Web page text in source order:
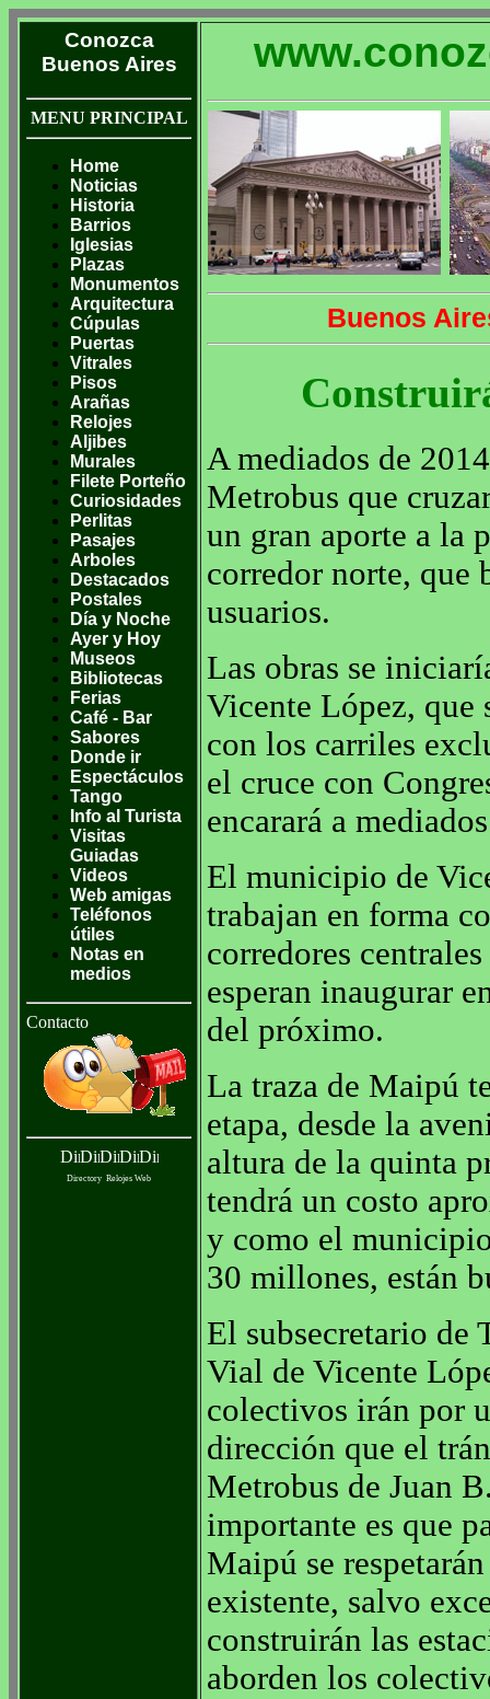
Conozca
Buenos Aires
MENU PRINCIPAL
Home
Noticias
Historia
Barrios
Iglesias
Plazas
Monumentos
Arquitectura
Cúpulas
Puertas
Vitrales
Pisos
Arañas
Relojes
Aljibes
Murales
Filete Porteño
Curiosidades
Perlitas
Pasajes
Arboles
Destacados
Postales
Día y Noche
Ayer y Hoy
Museos
Bibliotecas
Ferias
Café - Bar
Sabores
Donde ir
Espectáculos
Tango
Info al Turista
Visitas
Guiadas
Videos
Web amigas
Teléfonos
útiles
Notas en
medios
Contacto
Directory Relojes Web
Buenos
A mediados de
Metrobus que
un gran aporte a la
corredor norte, que
usuarios.
Las obras se
Vicente López, que
con los carriles
el cruce con
encarará a
El municipio de
trabajan en forma
corredores
esperan inaugurar
del próximo.
La traza de Maipú
etapa, desde la
altura de la quinta
tendrá un costo
y como el
30 millones, están
El subsecretario de
Vial de Vicente
colectivos irán por
dirección que el
Metrobus de Juan
importante es que
Maipú se
existente, salvo
construirán las
aborden los